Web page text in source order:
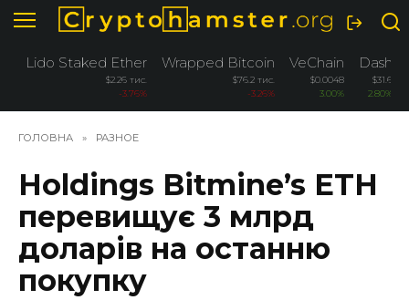
Перейти
до
вмісту
Lido Staked Ether
$2.26 тис.
-3.76%
Wrapped Bitcoin
$76.2 тис.
-3.26%
VeChain
$0.0048
3.00%
Dash
$31.6
2.80%
ГОЛОВНА » РАЗНОЕ
Holdings Bitmine’s ETH
перевищує 3 млрд
доларів на останню
покупку